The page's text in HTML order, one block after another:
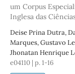
um Corpus
Inglesa das
Deise Prina Dutra,
Marques, Gustavo
Jhonatan Henrique
e04110 | p. 1-16